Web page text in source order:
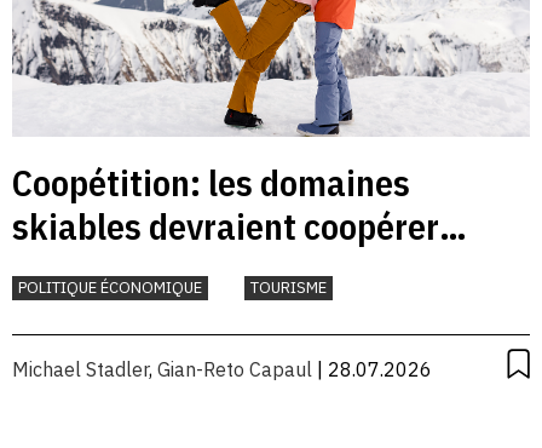
Coopétition: les domaines
skiables devraient coopérer
davantage
POLITIQUE ÉCONOMIQUE TOURISME
Michael Stadler, Gian-Reto Capaul | 28.07.2026